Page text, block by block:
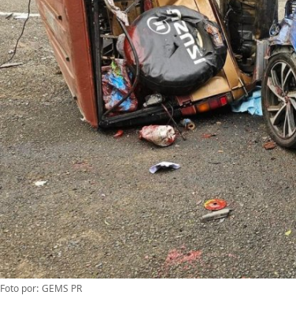
Foto por: GEMS PR